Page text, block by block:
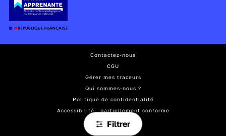
Filtrer
Contactez-nous
CGU
Gérer mes traceurs
Qui sommes-nous ?
Politique de confidentialité
Accessibilité : partiellement conforme
Mentions légales